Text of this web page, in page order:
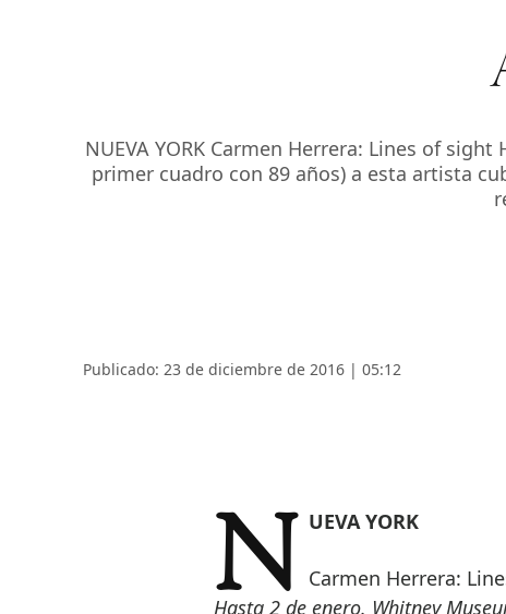
NUEVA YORK Carmen Herrera: Lines of
primer cuadro con 89 años) a esta artista
Publicado: 23 de diciembre de 2016 | 05:12
NUEVA YORK
Carmen Herrera:
Hasta 2 de enero. Whitney